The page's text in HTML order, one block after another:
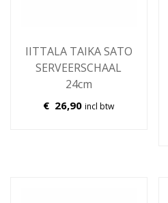
IITTALA TAIKA SATO
SERVEERSCHAAL
24cm
€ 26,90 incl btw